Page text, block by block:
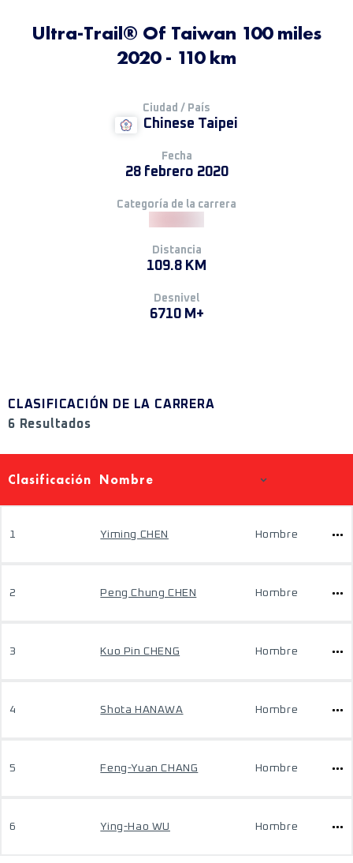
Ultra-Trail® Of Taiwan 100 miles
2020 - 110 km
Ciudad / País
Chinese Taipei
Fecha
28 febrero 2020
Categoría de la carrera
Distancia
109.8 KM
Desnivel
6710 M+
CLASIFICACIÓN DE LA CARRERA
6 Resultados
Clasificación Nombre
1 Yiming CHEN Hombre
2 Peng Chung CHEN Hombre
3 Kuo Pin CHENG Hombre
4 Shota HANAWA Hombre
5 Feng-Yuan CHANG Hombre
6 Ying-Hao WU Hombre